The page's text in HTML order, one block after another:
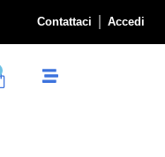
Contattaci Accedi